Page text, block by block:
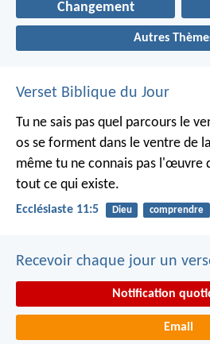
Changement
Autres
Verset Biblique du Jour
Tu ne sais pas quel parcours le
os se forment dans le ventre de
même tu ne connais pas l'œuvre
tout ce qui existe.
Ecclésiaste 11:5 Dieu comprendre
Recevoir chaque jour un
Notification
Email